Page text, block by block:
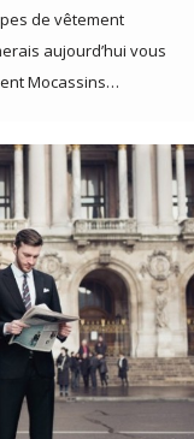
de vêtement
aujourd’hui vous
Mocassins…